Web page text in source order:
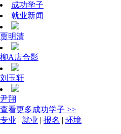
成功学子
就业新闻
贾明清
柳A店合影
刘玉轩
尹翔
查看更多成功学子 >>
专业 | 就业 | 报名 | 环境